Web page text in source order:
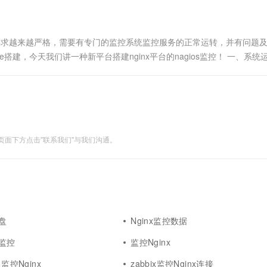
来越严格，需要有专门的监控系统监控服务的正常运转，并有问题
建，今天我们讲一种新平台搭建nginx平台的nagios监控！ 一、系统
下方点击"联系我们"与我们沟通。
Nginx监控数据
控
监控Nginx
控Nginx
zabbix监控Nginx连接